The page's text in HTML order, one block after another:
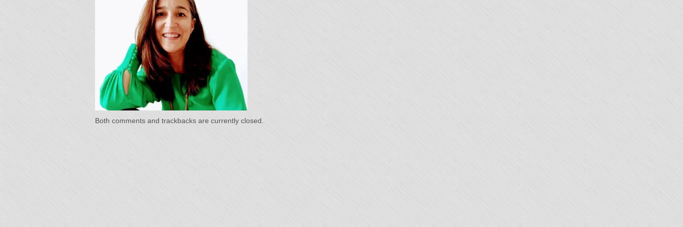
"L'Or du
Temps"
Both comments and trackbacks are currently closed.